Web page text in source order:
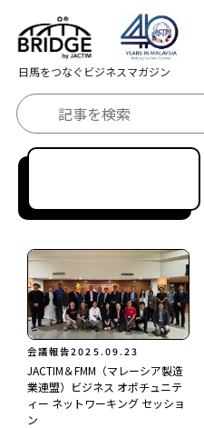
日馬をつなぐビジネスマガジン
会議報告2025.09.23
JACTIM＆FMM（マレーシア製造
業連盟）ビジネス オポチュニテ
ィー ネットワーキング セッショ
ン